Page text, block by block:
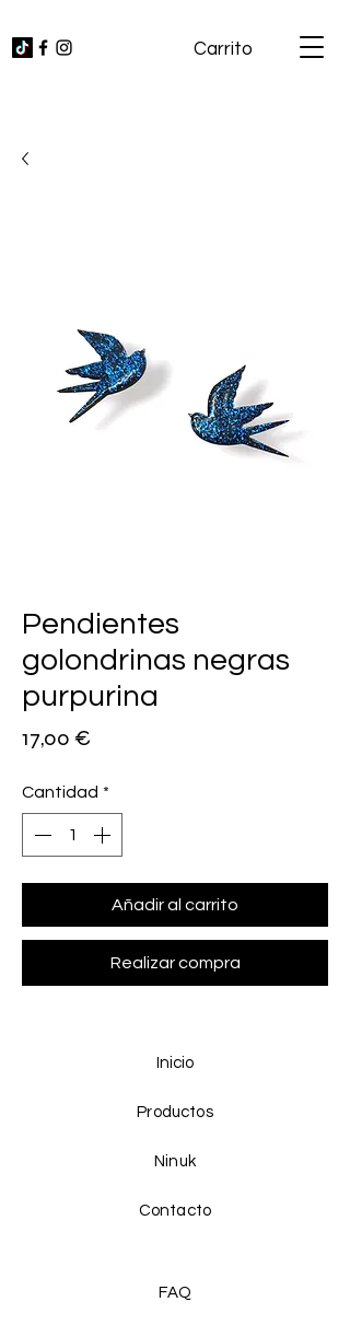
Carrito
Pendientes
golondrinas negras
purpurina
17,00 €
Cantidad *
Añadir al carrito
Realizar compra
Inicio
Productos
Ninuk
Contacto
FAQ